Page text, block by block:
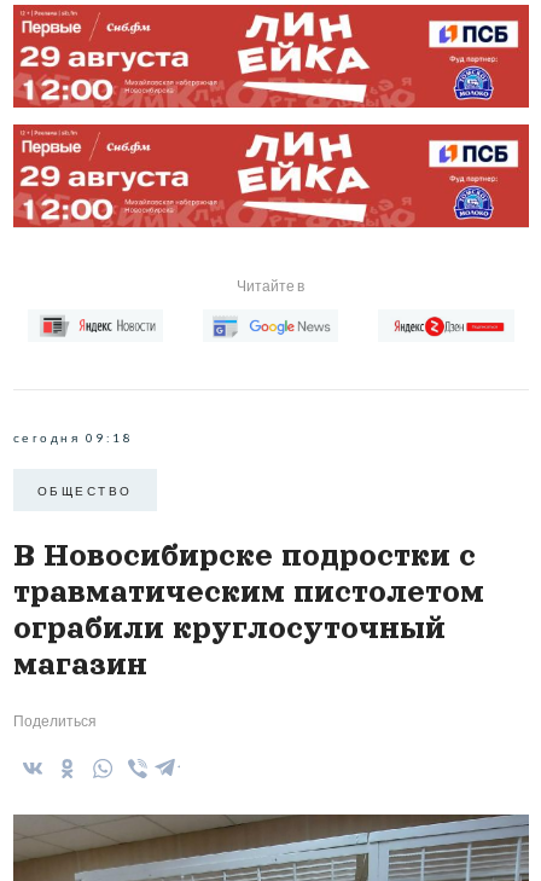
Читайте в
сегодня 09:18
ОБЩЕСТВО
В Новосибирске подростки с
травматическим пистолетом
ограбили круглосуточный
магазин
Поделиться